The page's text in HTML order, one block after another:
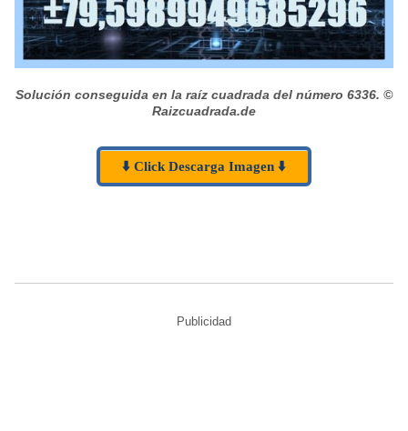
Solución conseguida en la raíz cuadrada del número 6336. ©
Raizcuadrada.de
⬇️ Click Descarga Imagen ⬇️
Publicidad